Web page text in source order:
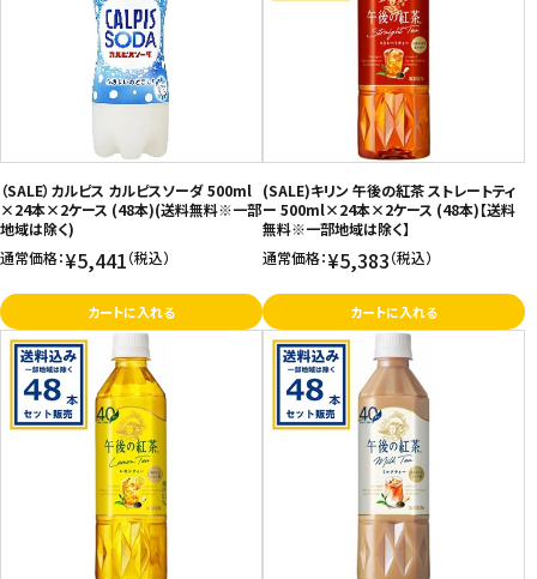
（SALE）カルピス カルピスソーダ 500ml
×24本×2ケース (48本)(送料無料※一部
地域は除く)
通常価格：¥5,441（税込）
カートに入れる
(SALE)キリン 午後の紅茶 ストレートティ
ー 500ml×24本×2ケース (48本)【送料
無料※一部地域は除く】
通常価格：¥5,383（税込）
カートに入れる